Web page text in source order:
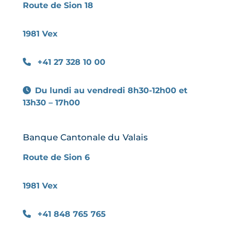
Route de Sion 18
1981 Vex
+41 27 328 10 00
Du lundi au vendredi 8h30-12h00 et
13h30 – 17h00
Banque Cantonale du Valais
Route de Sion 6
1981 Vex
+41 848 765 765